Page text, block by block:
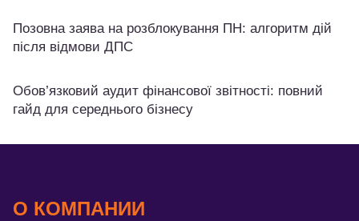
Позовна заява на розблокування ПН: алгоритм дій
після відмови ДПС
Обов’язковий аудит фінансової звітності: повний
гайд для середнього бізнесу
О КОМПАНИИ